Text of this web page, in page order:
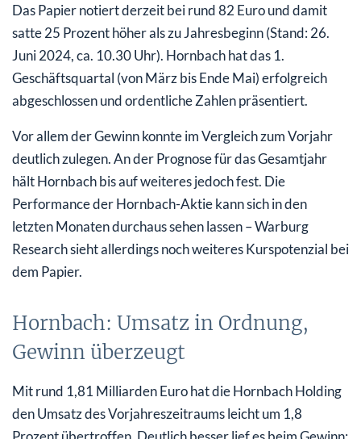
Das Papier notiert derzeit bei rund 82 Euro und damit
satte 25 Prozent höher als zu Jahresbeginn (Stand: 26.
Juni 2024, ca. 10.30 Uhr). Hornbach hat das 1.
Geschäftsquartal (von März bis Ende Mai) erfolgreich
abgeschlossen und ordentliche Zahlen präsentiert.
Vor allem der Gewinn konnte im Vergleich zum Vorjahr
deutlich zulegen. An der Prognose für das Gesamtjahr
hält Hornbach bis auf weiteres jedoch fest. Die
Performance der Hornbach-Aktie kann sich in den
letzten Monaten durchaus sehen lassen – Warburg
Research sieht allerdings noch weiteres Kurspotenzial bei
dem Papier.
Hornbach: Umsatz in Ordnung,
Gewinn überzeugt
Mit rund 1,81 Milliarden Euro hat die Hornbach Holding
den Umsatz des Vorjahreszeitraums leicht um 1,8